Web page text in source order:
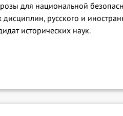
для национальной
русского и
исторических наук.